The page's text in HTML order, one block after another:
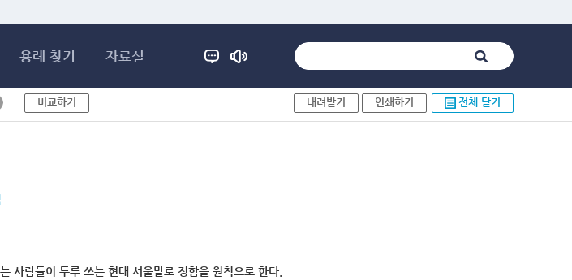
용례 찾기 자료실
비교하기 내려받기 인쇄하기 전체 닫기
사람들이 두루 쓰는 현대 서울말로 정함을 원칙으로 한다.